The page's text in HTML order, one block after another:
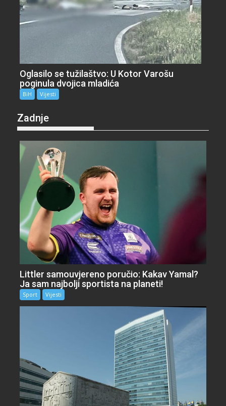
Oglasilo se tužilaštvo: U Kotor Varošu
poginula dvojica mladića
BiH Vijesti
Zadnje
Littler samouvjereno poručio: Kakav Yamal?
Ja sam najbolji sportista na planeti!
Sport Vijesti